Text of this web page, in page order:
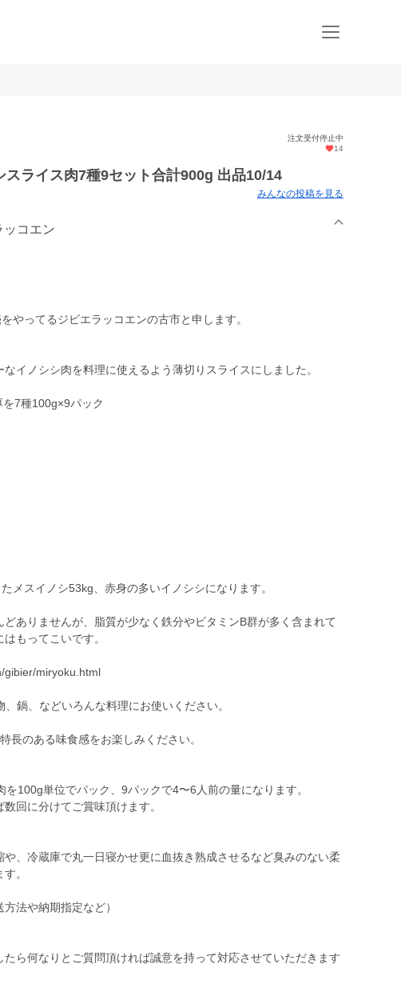
注文受付停止中
14
スライス肉7種9セット合計900g 出品10/14
みんなの投稿を見る
ッコエン
やってるジビエラッコエンの古市と申します。
イノシシ肉を料理に使えるよう薄切りスライスにしました。
7種100g×9パック
メスイノシ53kg、赤身の多いイノシシになります。
ありませんが、脂質が少なく鉄分やビタミンB群が多く含まれて
もってこいです。
gibier/miryoku.html
鍋、などいろんな料理にお使いください。
長のある味食感をお楽しみください。
100g単位でパック、9パックで4〜6人前の量になります。
回に分けてご賞味頂けます。
、冷蔵庫で丸一日寝かせ更に血抜き熟成させるなど臭みのない柔
。
法や納期指定など）
たら何なりとご質問頂ければ誠意を持って対応させていただきます